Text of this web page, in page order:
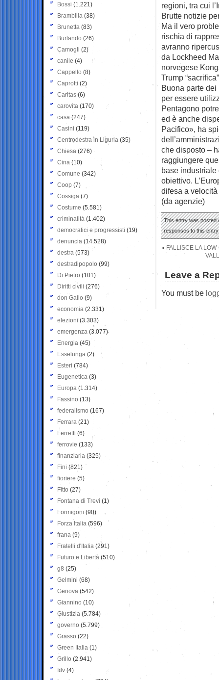
regioni, tra cui
Brutte notizie
Ma il vero
rischia di
avranno
da Lockheed
norvegese
Trump
Buona parte
per essere
Pentagono
ed è anche
Pacifico», ha
che disposto –
raggiungere
base
obiettivo.
difesa a
(da agenzie)
This entry was posted
responses to this
« FALLISCE LA
Leave a
You must be
Bossi (1.221)
Brambilla (38)
Brunetta (83)
Burlando (26)
Camogli (2)
canile (4)
Cappello (8)
Caprotti (2)
Caritas (6)
carovita (170)
casa (247)
Casini (119)
Centrodestra in Liguria (35)
Chiesa (276)
Cina (10)
Comune (342)
Coop (7)
Cossiga (7)
Costume (5.581)
criminalità (1.402)
democratici e progressisti (19)
denuncia (14.528)
destra (573)
destradipopolo (99)
Di Pietro (101)
Diritti civili (276)
don Gallo (9)
economia (2.331)
elezioni (3.303)
emergenza (3.077)
Energia (45)
Esselunga (2)
Esteri (784)
Eugenetica (3)
Europa (1.314)
Fassino (13)
federalismo (167)
Ferrara (21)
Ferretti (6)
ferrovie (133)
finanziaria (325)
Fini (821)
fioriere (5)
Fitto (27)
Fontana di Trevi (1)
Formigoni (90)
Forza Italia (596)
frana (9)
Fratelli d'Italia (291)
Futuro e Libertà (510)
g8 (25)
Gelmini (68)
Genova (542)
Giannino (10)
Giustizia (5.784)
governo (5.799)
Grasso (22)
Green Italia (1)
Grillo (2.941)
Idv (4)